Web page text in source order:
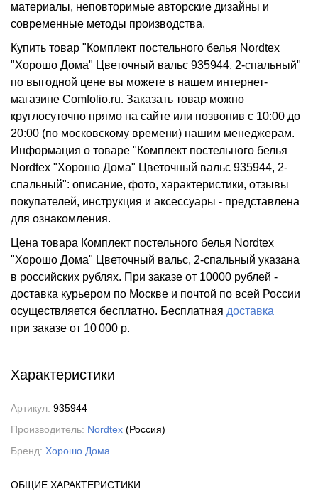
материалы, неповторимые авторские дизайны и
современные методы производства.
Купить товар "Комплект постельного белья Nordtex
"Хорошо Дома" Цветочный вальс 935944, 2-спальный"
по выгодной цене вы можете в нашем интернет-
магазине Comfolio.ru. Заказать товар можно
круглосуточно прямо на сайте или позвонив с 10:00 до
20:00 (по московскому времени) нашим менеджерам.
Информация о товаре "Комплект постельного белья
Nordtex "Хорошо Дома" Цветочный вальс 935944, 2-
спальный": описание, фото, характеристики, отзывы
покупателей, инструкция и аксессуары - представлена
для ознакомления.
Цена товара Комплект постельного белья Nordtex
"Хорошо Дома" Цветочный вальс, 2-спальный указана
в российских рублях. При заказе от 10000 рублей -
доставка курьером по Москве и почтой по всей России
осуществляется бесплатно. Бесплатная доставка
при заказе от 10 000 р.
Характеристики
Артикул: 935944
Производитель: Nordtex (Россия)
Бренд: Хорошо Дома
ОБЩИЕ ХАРАКТЕРИСТИКИ